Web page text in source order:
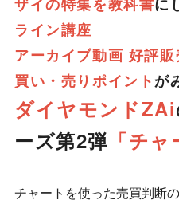
ザイの特集を教科書に
ライン講座
アーカイブ動画 好評販
買い・売りポイントが
ダイヤモンドZAi
ーズ第2弾 「チャ
チャートを使った売買判断